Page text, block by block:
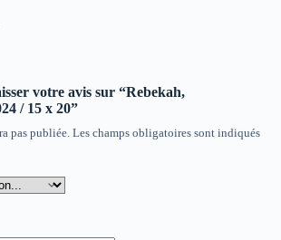
votre avis sur “Rebekah,
/ 15 x 20”
pas publiée. Les champs obligatoires sont indiqués